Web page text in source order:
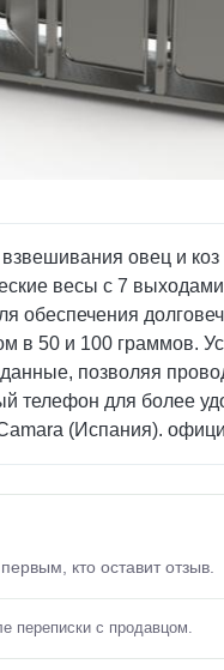
овец и
весы с 7
обеспечения
в 50 и 100 граммов.
позволяя
телефон для более
(Испания).
кто оставит отзыв.
переписки с продавцом.